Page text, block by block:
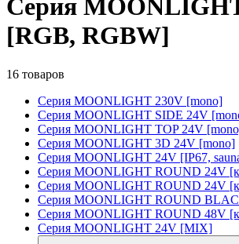
Серия
[RGB, RGBW]
16 товаров
Серия MOONLIGHT 230V [mono]
Серия MOONLIGHT SIDE 24V
Серия MOONLIGHT TOP 24V
Серия MOONLIGHT 3D 24V [mono]
Серия MOONLIGHT 24V [IP67,
Серия MOONLIGHT ROUND 24V
Серия MOONLIGHT ROUND 24V
Серия MOONLIGHT ROUND
Серия MOONLIGHT ROUND 48V
Серия MOONLIGHT 24V [MIX]